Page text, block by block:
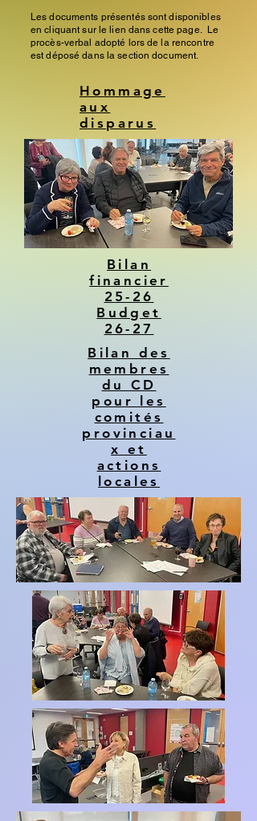
Les documents présentés sont disponibles
en cliquant sur le lien dans cette page. Le
procès-verbal adopté lors de la rencontre
est déposé dans la section document.
Hommage
aux
disparus
Bilan
financier
25-26
Budget
26-27
Bilan des
membres
du CD
pour les
comités
provinciau
x et
actions
locales